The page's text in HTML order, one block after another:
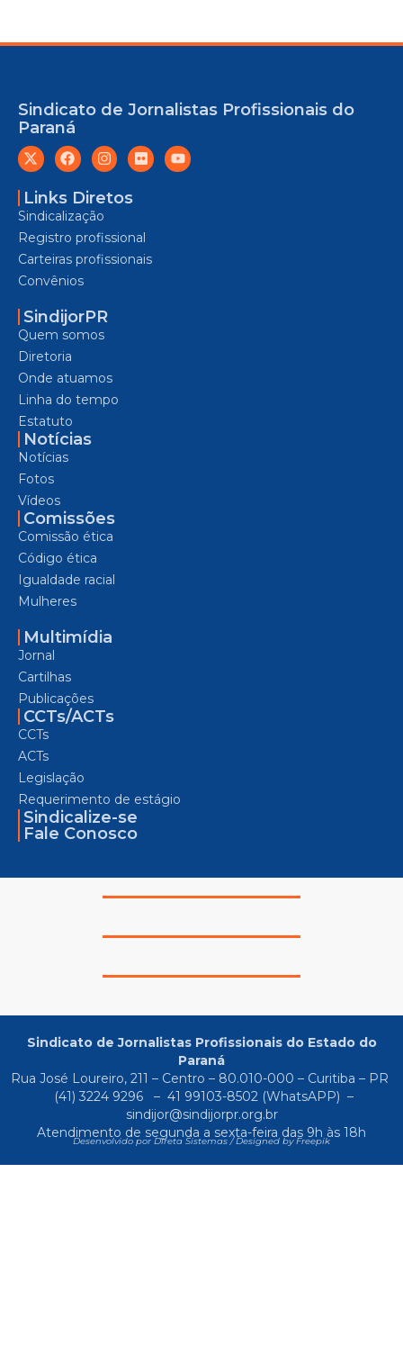
Sindicato de Jornalistas Profissionais do
Paraná
Links Diretos
Sindicalização
Registro profissional
Carteiras profissionais
Convênios
SindijorPR
Quem somos
Diretoria
Onde atuamos
Linha do tempo
Estatuto
Notícias
Notícias
Fotos
Vídeos
Comissões
Comissão ética
Código ética
Igualdade racial
Mulheres
Multimídia
Jornal
Cartilhas
Publicações
CCTs/ACTs
CCTs
ACTs
Legislação
Requerimento de estágio
Sindicalize-se
Fale Conosco
Sindicato de Jornalistas Profissionais do Estado do
Paraná
Rua José Loureiro, 211 – Centro – 80.010-000 – Curitiba – PR
(41) 3224 9296
– 41 99103-8502(WhatsAPP) –
sindijor@sindijorpr.org.br
Atendimento de segunda a sexta-feira das 9h às 18h
Desenvolvido por Direta Sistemas /Designed by Freepik